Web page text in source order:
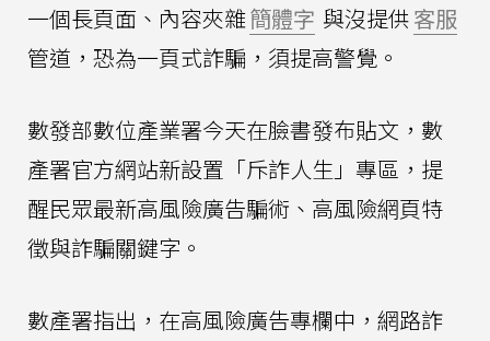
一個長頁面、內容夾雜簡體字 與沒提供客服
管道，恐為一頁式詐騙，須提高警覺。
數發部數位產業署今天在臉書發布貼文，數
產署官方網站新設置「斥詐人生」專區，提
醒民眾最新高風險廣告騙術、高風險網頁特
徵與詐騙關鍵字。
數產署指出，在高風險廣告專欄中，網路詐